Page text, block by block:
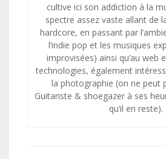
cultive ici son addiction à la
spectre assez vaste allant de
hardcore, en passant par
l’indie pop et les musiques
improvisées) ainsi qu’au web
technologies, également
la photographie (on ne peut
Guitariste & shoegazer à ses
qu’il en reste).